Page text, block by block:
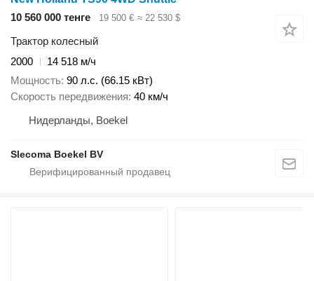
10 560 000 тенге
19 500 € ≈ 22 530 $
Трактор колесный
2000
14 518 м/ч
Мощность 90 л.с. (66.15 кВт)
Скорость передвижения 40 км/ч
Нидерланды, Boekel
Slecoma Boekel BV